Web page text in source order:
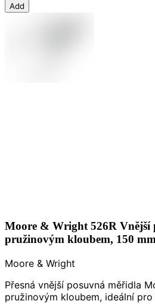
Add
Moore & Wright 526R Vnější
pružinovým kloubem, 150
Moore & Wright
Přesná vnější posuvná měřidla
pružinovým kloubem, ideální